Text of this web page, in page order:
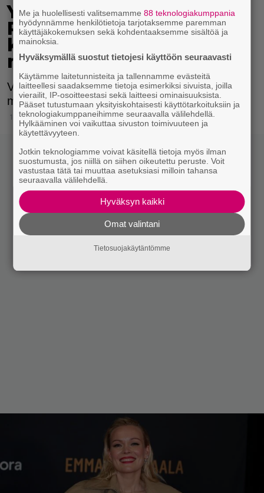
Yleisö suuttui, kun Anna
Puu vaihtoi suuntaa: "Se
kohdistuu erityisesti
naisiin"
Varsinkin uraansa aloitteleville naisille
musiikkibisnes voi edelleen olla raju paikka.
17.10.2023 18:15
Me ja huolellisesti valitsemamme88 teknologiakumppania
hyödynnämme henkilötietoja tarjotaksemme paremman
käyttäjäkokemuksen sekä kohdentaaksemme sisältöä ja
mainoksia.
Hyväksymällä suostut tietojesi käyttöön seuraavasti
Käytämme laitetunnisteita ja tallennamme evästeitä
laitteellesi saadaksemme tietoja esimerkiksi sivuista, joilla
vierailit, IP-osoitteestasi sekä laitteesi ominaisuuksista.
Pääset tutustumaan yksityiskohtaisesti käyttötarkoituksiin ja
teknologiakumppaneihimme seuraavalla välilehdellä.
Hylkääminen voi vaikuttaa sivuston toimivuuteen ja
käytettävyyteen.
Jotkin teknologiamme voivat käsitellä tietoja myös ilman
suostumusta, jos niillä on siihen oikeutettu peruste. Voit
vastustaa tätä tai muuttaa asetuksiasi milloin tahansa
seuraavalla välilehdellä.
Hyväksyn kaikki
Omat valintani
Tietosuojakäytäntömme